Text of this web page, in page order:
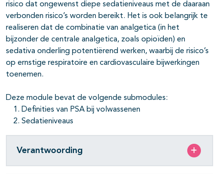
risico dat ongewenst diepe sedatieniveaus met de daaraan
verbonden risico’s worden bereikt. Het is ook belangrijk te
realiseren dat de combinatie van analgetica (in het
bijzonder de centrale analgetica, zoals opioïden) en
sedativa onderling potentiërend werken, waarbij de risico’s
op ernstige respiratoire en cardiovasculaire bijwerkingen
toenemen.
Deze module bevat de volgende submodules:
Definities van PSA bij volwassenen
Sedatieniveaus
Verantwoording